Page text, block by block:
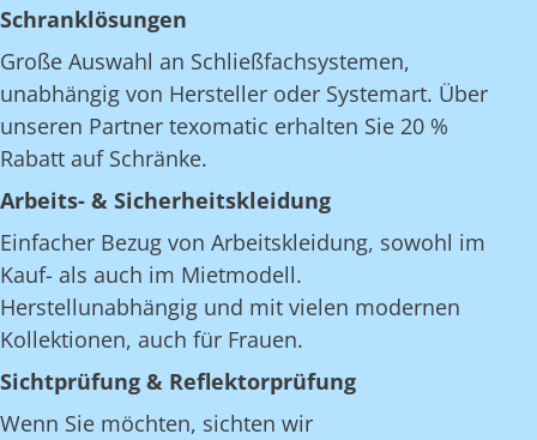
Schranklösungen
Große Auswahl an Schließfachsystemen,
unabhängig von Hersteller oder Systemart. Über
unseren Partner texomatic erhalten Sie 20 %
Rabatt auf Schränke.
Arbeits- & Sicherheitskleidung
Einfacher Bezug von Arbeitskleidung, sowohl im
Kauf- als auch im Mietmodell.
Herstellunabhängig und mit vielen modernen
Kollektionen, auch für Frauen.
Sichtprüfung & Reflektorprüfung
Wenn Sie möchten, sichten wir